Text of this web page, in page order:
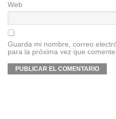
Web
Guarda mi nombre, correo
para la próxima vez que comente.